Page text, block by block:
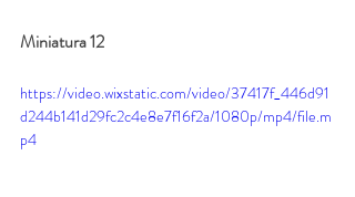
Miniatura 12
https://video.wixstatic.com/video/37417f_446d91
d244b141d29fc2c4e8e7f16f2a/1080p/mp4/file.m
p4